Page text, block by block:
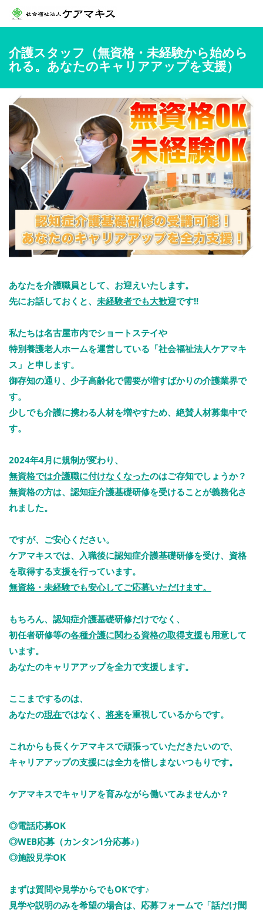
介護スタッフ（無資格・未経験から始めら
れる。あなたのキャリアアップを支援）
あなたを介護職員として、お迎えいたします。
先にお話しておくと、 未経験者でも大歓迎です!!
私たちは名古屋市内でショートステイや
特別養護老人ホームを運営している「社会福祉法人ケアマキ
ス」と申します。
御存知の通り、少子高齢化で需要が増すばかりの介護業界で
す。
少しでも介護に携わる人材を増やすため、絶賛人材募集中で
す。
2024年4月に規制が変わり、
無資格では介護職に付けなくなったのはご存知でしょうか？
無資格の方は、認知症介護基礎研修を受けることが義務化さ
れました。
ですが、ご安心ください。
ケアマキスでは、入職後に認知症介護基礎研修を受け、資格
を取得する支援を行っています。
無資格・未経験でも安心してご応募いただけます。
もちろん、認知症介護基礎研修だけでなく、
初任者研修等の各種介護に関わる資格の取得支援も用意して
います。
あなたのキャリアアップを全力で支援します。
ここまでするのは、
あなたの現在ではなく、将来を重視しているからです。
これからも長くケアマキスで頑張っていただきたいので、
キャリアアップの支援には全力を惜しまないつもりです。
ケアマキスでキャリアを育みながら働いてみませんか？
◎電話応募OK
◎WEB応募（カンタン1分応募♪）
◎施設見学OK
まずは質問や見学からでもOKです♪
見学や説明のみを希望の場合は、応募フォームで「話だけ聞